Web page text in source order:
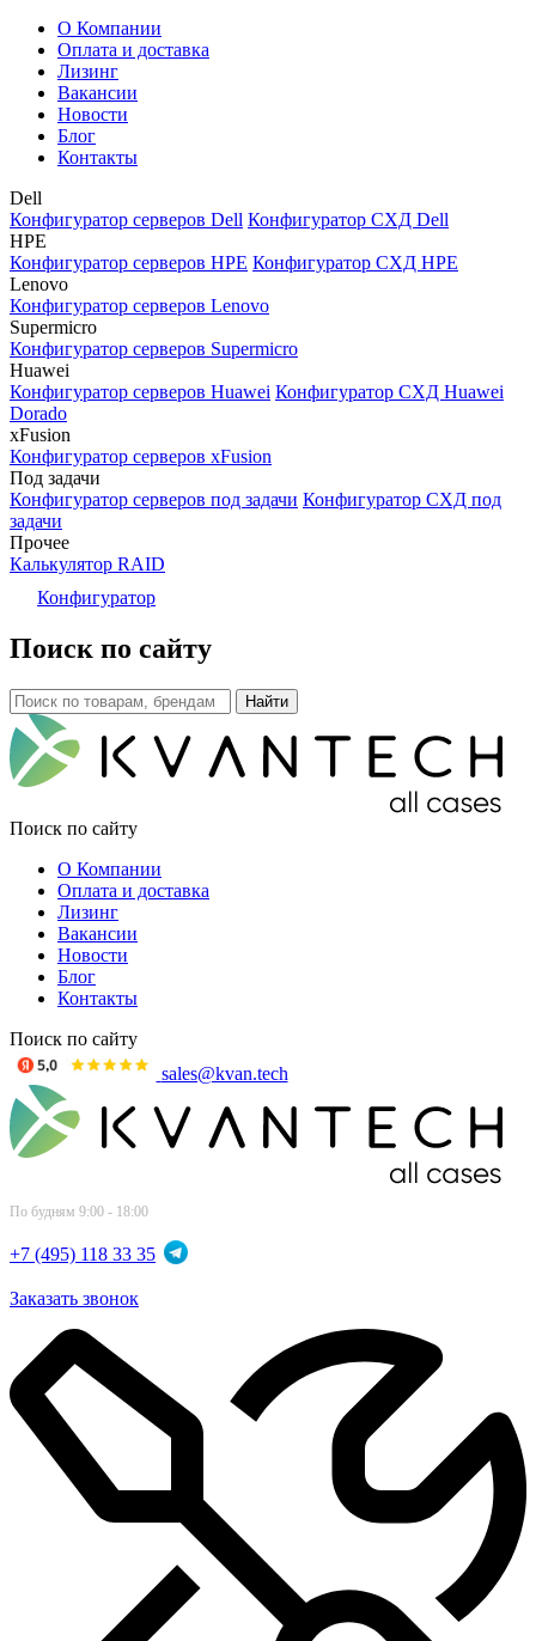
О Компании
Оплата и доставка
Лизинг
Вакансии
Новости
Блог
Контакты
Dell
Конфигуратор серверов Dell Конфигуратор СХД Dell
HPE
Конфигуратор серверов HPE Конфигуратор СХД HPE
Lenovo
Конфигуратор серверов Lenovo
Supermicro
Конфигуратор серверов Supermicro
Huawei
Конфигуратор серверов Huawei Конфигуратор СХД Huawei
Dorado
xFusion
Конфигуратор серверов xFusion
Под задачи
Конфигуратор серверов под задачи Конфигуратор СХД под
задачи
Прочее
Калькулятор RAID
Конфигуратор
Поиск по сайту
Поиск по сайту
О Компании
Оплата и доставка
Лизинг
Вакансии
Новости
Блог
Контакты
Поиск по сайту
sales@kvan.tech
По будням 9:00 - 18:00
+7 (495) 118 33 35
Заказать звонок